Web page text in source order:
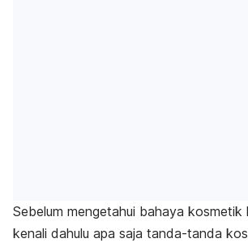
Sebelum mengetahui bahaya kosmetik
kenali dahulu apa saja tanda-tanda